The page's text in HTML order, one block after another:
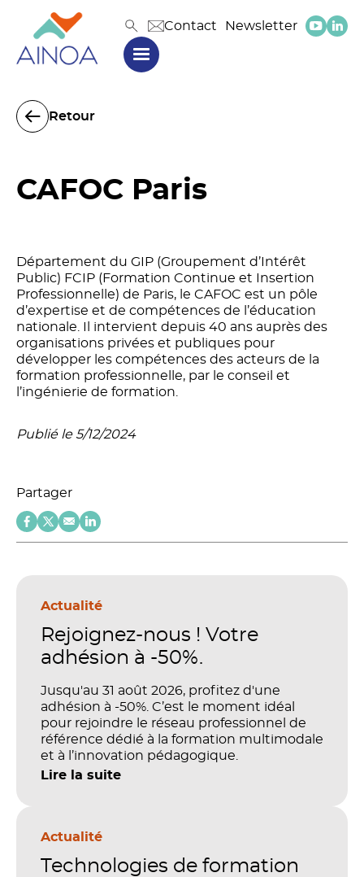
Contact Newsletter
Retour
CAFOC Paris
Département du GIP (Groupement d’Intérêt
Public) FCIP (Formation Continue et Insertion
Professionnelle) de Paris, le CAFOC est un pôle
d’expertise et de compétences de l’éducation
nationale. Il intervient depuis 40 ans auprès des
organisations privées et publiques pour
développer les compétences des acteurs de la
formation professionnelle, par le conseil et
l’ingénierie de formation.
Publié le 5/12/2024
Partager
Actualité
Rejoignez-nous ! Votre
adhésion à -50%.
Jusqu'au 31 août 2026, profitez d'une
adhésion à -50%. C’est le moment idéal
pour rejoindre le réseau professionnel de
référence dédié à la formation multimodale
et à l’innovation pédagogique.
Lire la suite
Actualité
Technologies de formation